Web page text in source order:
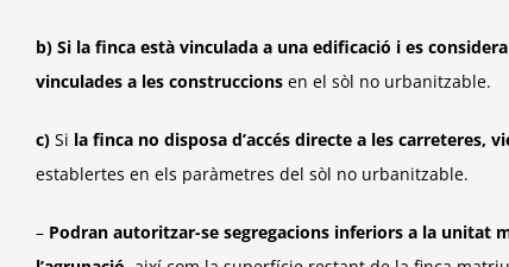
b) Si la finca està vinculada a una edificació i es
vinculades a les construccions en el sòl no urbanitzable.
c) Si la finca no disposa d’accés directe a les carreteres,
establertes en els paràmetres del sòl no urbanitzable.
– Podran autoritzar-se segregacions inferiors a la unitat